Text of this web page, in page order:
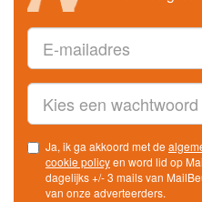
Ja, ik ga akkoord met de
cookie policy
dagelijks +/- 3 mails van MailBeurs met commerciële aanbiedingen
van onze adverteerders.